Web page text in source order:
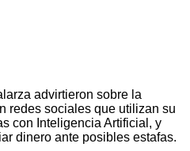
advirtieron sobre la
redes sociales que utilizan su
con Inteligencia Artificial, y
dinero ante posibles estafas.